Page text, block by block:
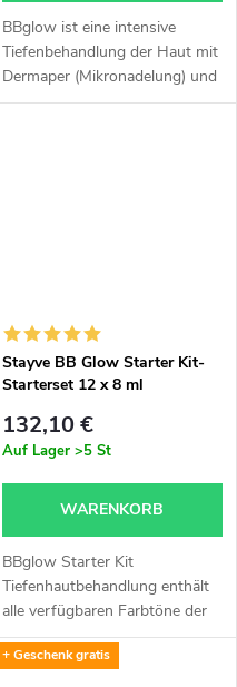
BBglow ist eine intensive
Tiefenbehandlung der Haut mit
Dermaper (Mikronadelung) und
Ampullen, die mehr Vorteile
Stayve BB Glow Starter Kit-
Starterset 12 x 8 ml
132,10 €
Auf Lager >5 St
WARENKORB
BBglow Starter Kit
Tiefenhautbehandlung enthält
alle verfügbaren Farbtöne der
BBglow-Ampullen in mehreren
Teilen (insgesamt sind es 12
+ Geschenk gratis